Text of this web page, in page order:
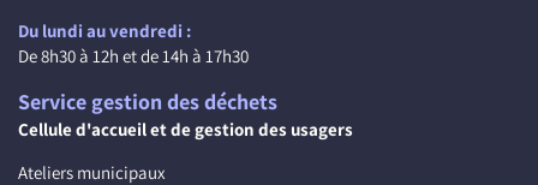
Du lundi au vendredi :
De 8h30 à 12h et de 14h à 17h30
Service gestion des déchets
Cellule d'accueil et de gestion des usagers
Ateliers municipaux